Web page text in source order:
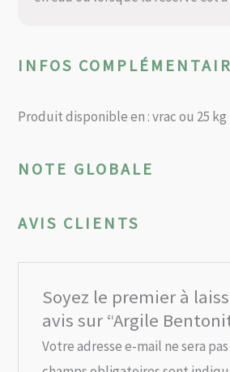
INFOS
Produit disponible en : vrac ou 25 kg
NOTE GLOBALE
AVIS CLIENTS
Soyez le premier à
avis sur “Argile
Votre adresse e-mail ne sera